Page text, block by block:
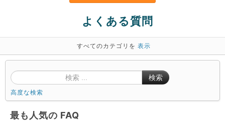
よくある質問
すべてのカテゴリを 表示
検索
高度な検索
最も人気の FAQ